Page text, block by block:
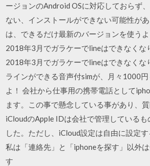
ージョンのAndroid OSに対応しておらず
ない、インストールができない可能性が
は、できるだけ最新のバージョンを使うよ
2018年3月でガラケーでlineはできなくな
2018年3月でガラケーでlineはできなくな
ラインができる音声付simが、月々1000
よ！ 会社から仕事用の携帯電話として
ます。この事で懸念している事があり、質
iCloudのApple IDは会社で管理しているも
した。ただし、iCloud設定は自由に設定す
私は「連絡先」と「iphoneを探す」以外
す